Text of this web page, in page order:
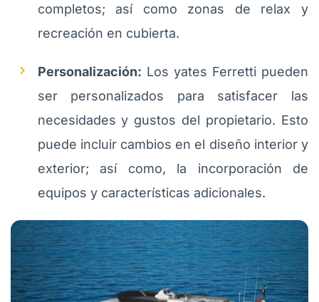
completos; así como zonas de relax y
recreación en cubierta.
Personalización: Los yates Ferretti pueden
ser personalizados para satisfacer las
necesidades y gustos del propietario. Esto
puede incluir cambios en el diseño interior y
exterior; así como, la incorporación de
equipos y características adicionales.